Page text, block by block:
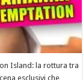
Island: la rottura tra
esclusivi che